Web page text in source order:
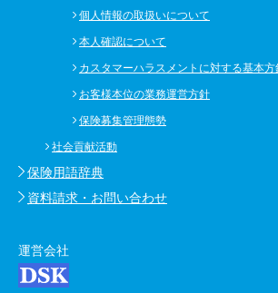
個人情報の取扱いについて
本人確認について
カスタマーハラスメントに対する基本方
お客様本位の業務運営方針
保険募集管理態勢
社会貢献活動
保険用語辞典
資料請求・お問い合わせ
運営会社